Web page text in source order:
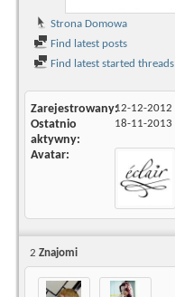
Strona Domowa
Find latest posts
Find latest started threads
Zarejestrowany12-12-2012
Ostatnio
aktywny
18-11-2013
Avatar
2 Znajomi